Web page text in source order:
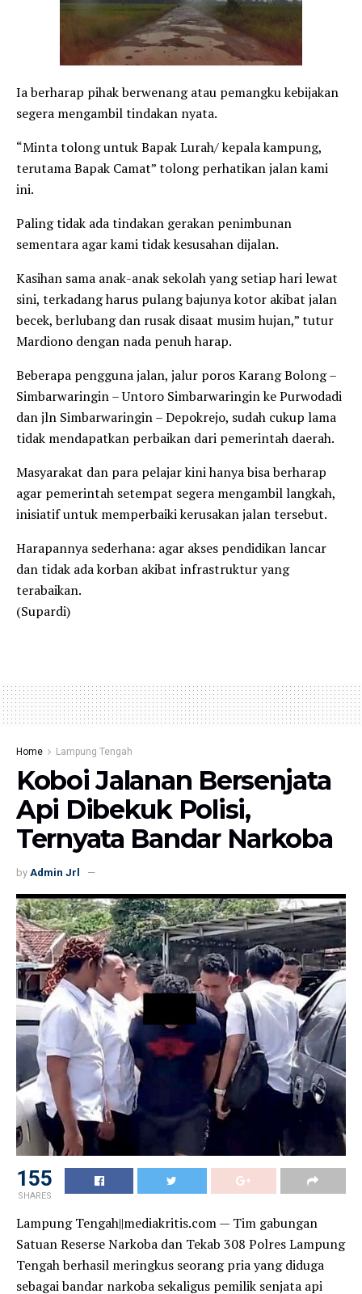
Ia berharap pihak berwenang atau pemangku kebijakan
segera mengambil tindakan nyata.
“Minta tolong untuk Bapak Lurah/ kepala kampung,
terutama Bapak Camat” tolong perhatikan jalan kami
ini.
Paling tidak ada tindakan gerakan penimbunan
sementara agar kami tidak kesusahan dijalan.
Kasihan sama anak-anak sekolah yang setiap hari lewat
sini, terkadang harus pulang bajunya kotor akibat jalan
becek, berlubang dan rusak disaat musim hujan,” tutur
Mardiono dengan nada penuh harap.
Beberapa pengguna jalan, jalur poros Karang Bolong –
Simbarwaringin – Untoro Simbarwaringin ke Purwodadi
dan jln Simbarwaringin – Depokrejo, sudah cukup lama
tidak mendapatkan perbaikan dari pemerintah daerah.
Masyarakat dan para pelajar kini hanya bisa berharap
agar pemerintah setempat segera mengambil langkah,
inisiatif untuk memperbaiki kerusakan jalan tersebut.
Harapannya sederhana: agar akses pendidikan lancar
dan tidak ada korban akibat infrastruktur yang
terabaikan.
(Supardi)
Home Lampung Tengah
Koboi Jalanan Bersenjata
Api Dibekuk Polisi,
Ternyata Bandar Narkoba
by Admin Jrl
155
SHARES
Lampung Tengah||mediakritis.com — Tim gabungan
Satuan Reserse Narkoba dan Tekab 308 Polres Lampung
Tengah berhasil meringkus seorang pria yang diduga
sebagai bandar narkoba sekaligus pemilik senjata api